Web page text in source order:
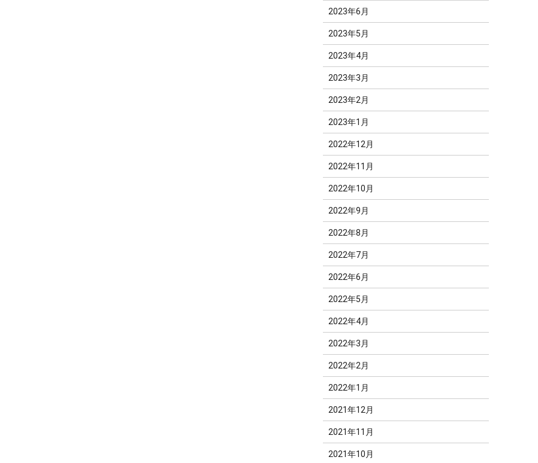
2023年6月
2023年5月
2023年4月
2023年3月
2023年2月
2023年1月
2022年12月
2022年11月
2022年10月
2022年9月
2022年8月
2022年7月
2022年6月
2022年5月
2022年4月
2022年3月
2022年2月
2022年1月
2021年12月
2021年11月
2021年10月